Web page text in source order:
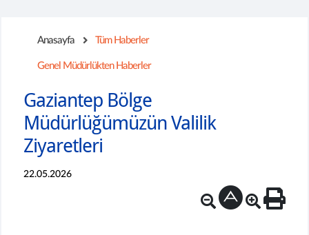
Anasayfa Tüm Haberler
Genel Müdürlükten Haberler
Gaziantep Bölge
Müdürlüğümüzün Valilik
Ziyaretleri
22.05.2026